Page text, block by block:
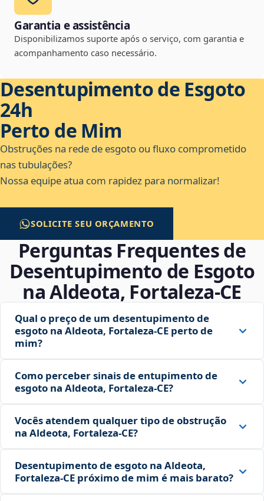
Garantia e assistência
Disponibilizamos suporte após o serviço, com garantia e
acompanhamento caso necessário.
Desentupimento de Esgoto
24h
Perto de Mim
Obstruções na rede de esgoto ou fluxo comprometido
nas tubulações?
Nossa equipe atua com rapidez para normalizar!
SOLICITE SEU ORÇAMENTO
Perguntas Frequentes de
Desentupimento de Esgoto
na Aldeota, Fortaleza‑CE
Qual o preço de um desentupimento de
esgoto na Aldeota, Fortaleza‑CE perto de
mim?
Como perceber sinais de entupimento de
esgoto na Aldeota, Fortaleza‑CE?
Vocês atendem qualquer tipo de obstrução
na Aldeota, Fortaleza‑CE?
Desentupimento de esgoto na Aldeota,
Fortaleza‑CE próximo de mim é mais barato?